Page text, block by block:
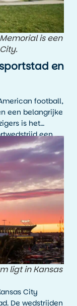
is een
en
football,
een belangrijke
is het
een
sport zelf niet
ligt in Kansas
City
De wedstrijden